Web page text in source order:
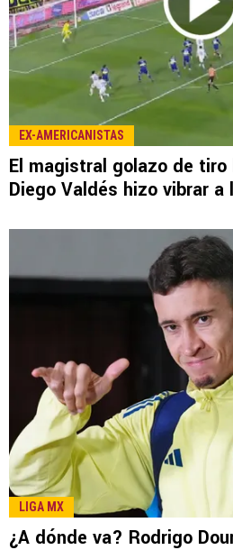
LEE TAMBIÉN